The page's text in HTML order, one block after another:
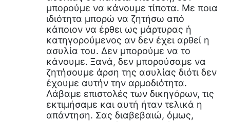
μπορούμε να κάνουμε τίποτα. Με ποια
ιδιότητα μπορώ να ζητήσω από
κάποιον να έρθει ως μάρτυρας ή
κατηγορούμενος αν δεν έχει αρθεί η
ασυλία του. Δεν μπορούμε να το
κάνουμε. Ξανά, δεν μπορούσαμε να
ζητήσουμε άρση της ασυλίας διότι δεν
έχουμε αυτήν την αρμοδιότητα.
Λάβαμε επιστολές των δικηγόρων, τις
εκτιμήσαμε και αυτή ήταν τελικά η
απάντηση. Σας διαβεβαιώ, όμως,